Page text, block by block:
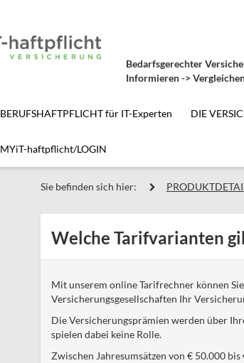
Bedarfsgerechter
Informieren ->
BERUFSHAFTPFLICHT für IT-Experten DIE
MYiT-haftpflicht/LOGIN
Sie befinden sich hier:
Welche Tarifvarianten
Mit unserem online Tarifrechner können
Versicherungsgesellschaften Ihr
Die Versicherungsprämien werden über
spielen dabei keine Rolle.
Zwischen Jahresumsätzen von € 50.000